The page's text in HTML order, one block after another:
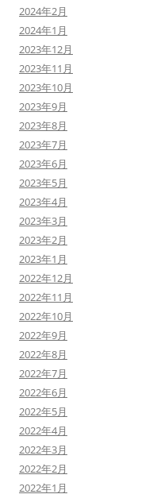
2024年2月
2024年1月
2023年12月
2023年11月
2023年10月
2023年9月
2023年8月
2023年7月
2023年6月
2023年5月
2023年4月
2023年3月
2023年2月
2023年1月
2022年12月
2022年11月
2022年10月
2022年9月
2022年8月
2022年7月
2022年6月
2022年5月
2022年4月
2022年3月
2022年2月
2022年1月